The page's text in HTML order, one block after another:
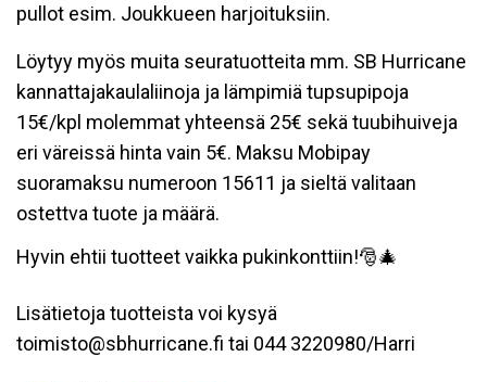
pullot esim. Joukkueen harjoituksiin.
Löytyy myös muita seuratuotteita mm. SB Hurricane
kannattajakaulaliinoja ja lämpimiä tupsupipoja
15€/kpl molemmat yhteensä 25€ sekä tuubihuiveja
eri väreissä hinta vain 5€. Maksu Mobipay
suoramaksu numeroon 15611 ja sieltä valitaan
ostettva tuote ja määrä.
Hyvin ehtii tuotteet vaikka pukinkonttiin!🎅🎄
Lisätietoja tuotteista voi kysyä
toimisto@sbhurricane.fi tai 044 3220980/Harri